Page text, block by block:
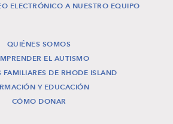
ELECTRÓNICO A NUESTRO EQUIPO
QUIÉNES SOMOS
EL AUTISMO
FAMILIARES DE RHODE ISLAND
Y EDUCACIÓN
CÓMO DONAR